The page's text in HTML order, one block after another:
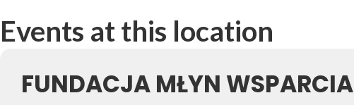
Events at this location
FUNDACJA MŁYN WSPARCIA